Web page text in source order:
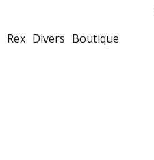
Rex Divers Boutique